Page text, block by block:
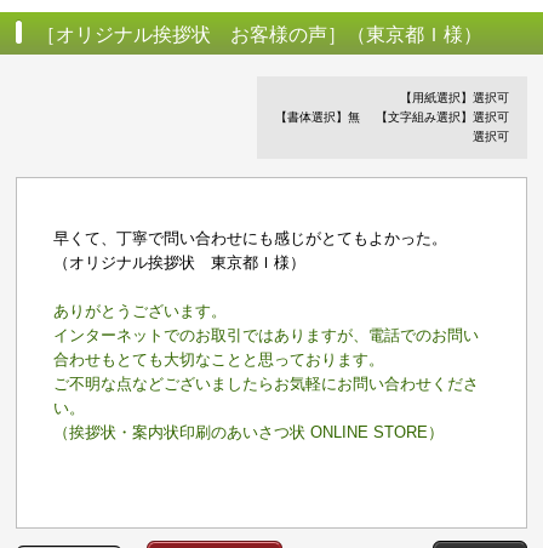
［オリジナル挨拶状 お客様の声］（東京都Ｉ様）
【用紙選択】選択可
【書体選択】無
【文字組み選択】選択可
選択可
早くて、丁寧で問い合わせにも感じがとてもよかった。
（オリジナル挨拶状 東京都Ｉ様）
ありがとうございます。
インターネットでのお取引ではありますが、電話でのお問い
合わせもとても大切なことと思っております。
ご不明な点などございましたらお気軽にお問い合わせくださ
い。
（挨拶状・案内状印刷のあいさつ状 ONLINE STORE）